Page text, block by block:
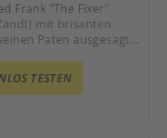
Frank "The Fixer"
mit brisanten
Paten ausgesagt
Lebensmittelpunkt
Lillehammer.
TESTEN